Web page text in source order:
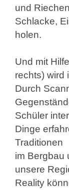
und
Schlacke,
holen.
Und mit
rechts) wird
Durch
Schüler
Dinge
Traditionen
im Bergbau
unsere
Reality